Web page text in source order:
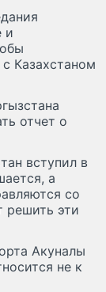
и
Казахстаном
отчет о
вступил в
а
со
решить эти
Акуналы
не к